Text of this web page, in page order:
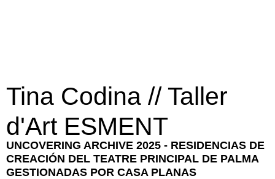
Tina Codina // Taller
d'Art ESMENT
UNCOVERING ARCHIVE 2025 - RESIDENCIAS DE
CREACIÓN DEL TEATRE PRINCIPAL DE PALMA
GESTIONADAS POR CASA PLANAS